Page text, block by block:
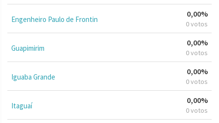
Engenheiro Paulo de Frontin
0,00%
0 votos
Guapimirim
0,00%
0 votos
Iguaba Grande
0,00%
0 votos
Itaguaí
0,00%
0 votos